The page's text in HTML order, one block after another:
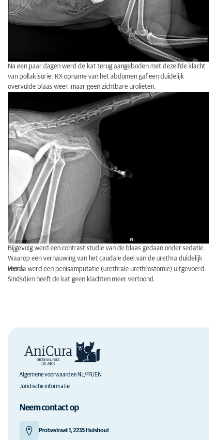
Na een paar dagen werd de kat terug aangeboden met dezelfde klacht
van pollakisurie. RX-opname van het abdomen gaf een duidelijk
overvulde blaas weer, maar geen zichtbare urolieten.
Bijgevolg werd een contrast studie van de blaas gedaan onder sedatie.
Waarop een vernauwing van het caudale deel van de urethra duidelijk
werd.
Hierna werd een penisamputatie (urethrale urethrostomie) uitgevoerd.
Sindsdien heeft de kat geen klachten meer vertoond.
Algemene voorwaarden NL/FR/EN
Juridische informatie
Neem contact op
Probastraat 1, 2235 Hulshout